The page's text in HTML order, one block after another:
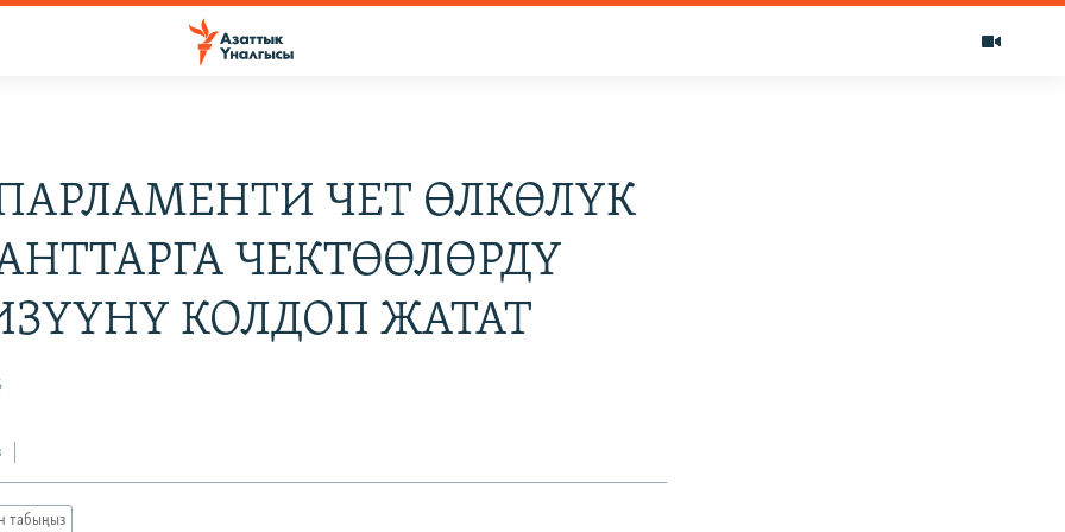
ЧЕТ ӨЛКӨЛҮК
ЧЕКТӨӨЛӨРДҮ
КОЛДОП ЖАТАТ
табыңыз